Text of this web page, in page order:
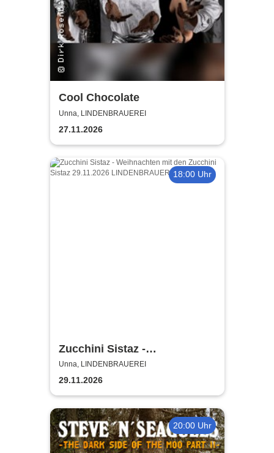
Cool Chocolate
Unna, LINDENBRAUEREI
27.11.2026
18:00 Uhr
Zucchini Sistaz -
Weihnachten mit den
Zucchini Sistaz
Unna, LINDENBRAUEREI
29.11.2026
20:00 Uhr